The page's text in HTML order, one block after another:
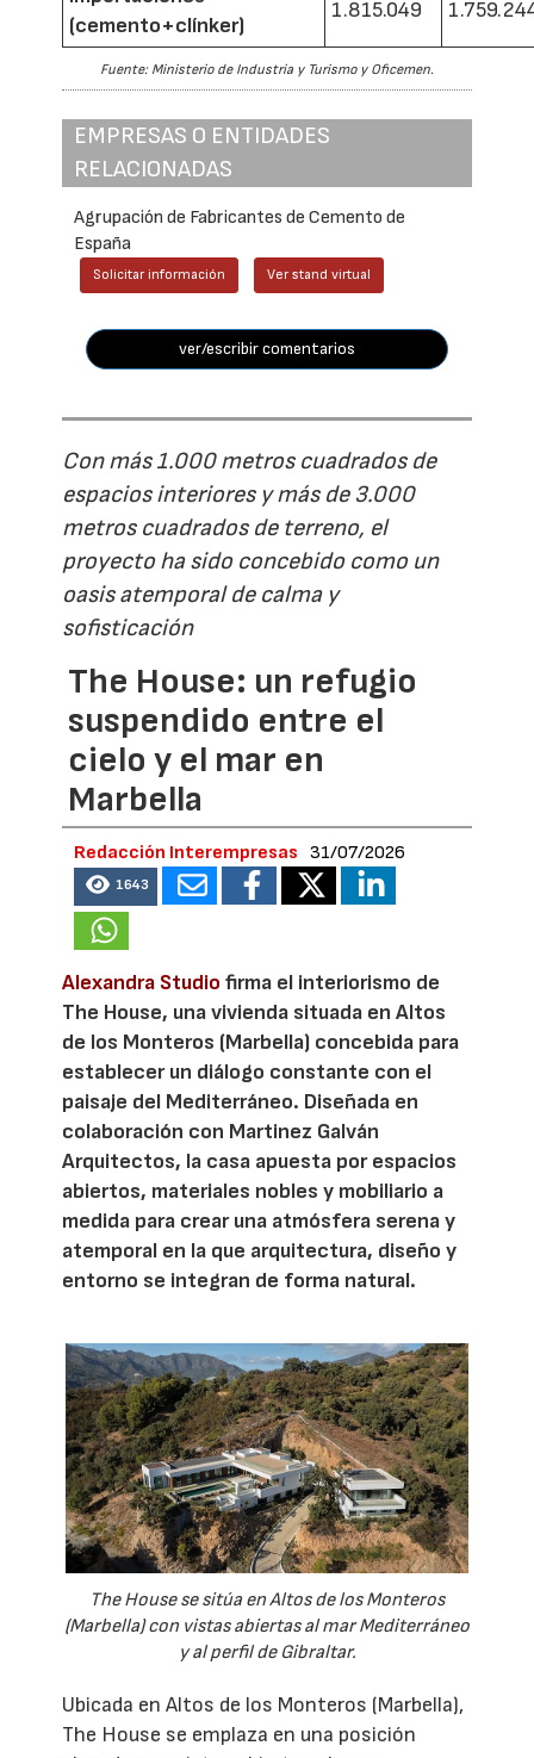
(cemento+clínker)
1.815.049
Fuente: Ministerio de Industria y Turismo y Oficemen.
EMPRESAS O ENTIDADES
RELACIONADAS
Agrupación de Fabricantes de Cemento de
España
Solicitar información Ver stand virtual
ver/escribir comentarios
Con más 1.000 metros cuadrados de
espacios interiores y más de 3.000
metros cuadrados de terreno, el
proyecto ha sido concebido como un
oasis atemporal de calma y
sofisticación
The House: un refugio
suspendido entre el
cielo y el mar en
Marbella
Redacción Interempresas 31/07/2026
1643
Alexandra Studio firma el interiorismo de
The House, una vivienda situada en Altos
de los Monteros (Marbella) concebida para
establecer un diálogo constante con el
paisaje del Mediterráneo. Diseñada en
colaboración con Martinez Galván
Arquitectos, la casa apuesta por espacios
abiertos, materiales nobles y mobiliario a
medida para crear una atmósfera serena y
atemporal en la que arquitectura, diseño y
entorno se integran de forma natural.
The House se sitúa en Altos de los Monteros
(Marbella) con vistas abiertas al mar Mediterráneo
y al perfil de Gibraltar.
Ubicada en Altos de los Monteros (Marbella),
The House se emplaza en una posición